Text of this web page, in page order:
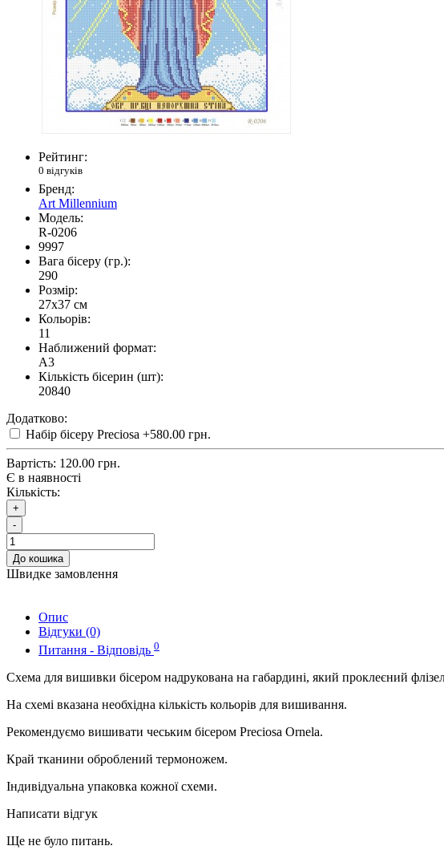
Рейтинг:
0 відгуків
Бренд:
Art Millennium
Модель:
R-0206
9997
Вага бісеру (гр.):
290
Розмір:
27x37 см
Кольорів:
11
Наближений формат:
A3
Кількість бісерин (шт):
20840
Додатково:
Набір бісеру Preciosa +580.00 грн.
Вартість: 120.00 грн.
Є в наявності
Кількість:
+
-
До кошика
Швидке замовлення
Опис
Відгуки (0)
Питання - Відповідь 0
Схема для вишивки бісером надрукована на габардині, який проклеєний
На схемі вказана необхідна кількість кольорів для вишивання.
Рекомендуємо вишивати чеським бісером Preciosa Ornela.
Край тканини оброблений термоножем.
Індивідуальна упаковка кожної схеми.
Написати відгук
Ще не було питань.